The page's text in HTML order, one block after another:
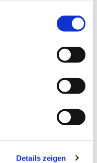
Details zeigen